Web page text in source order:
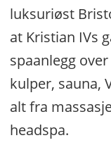
luksuriøst
at Kristian IVs
spaanlegg
kulper, sauna,
alt fra
headspa.